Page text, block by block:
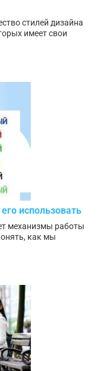
стилей дизайна
имеет свои
использовать
механизмы работы
как мы